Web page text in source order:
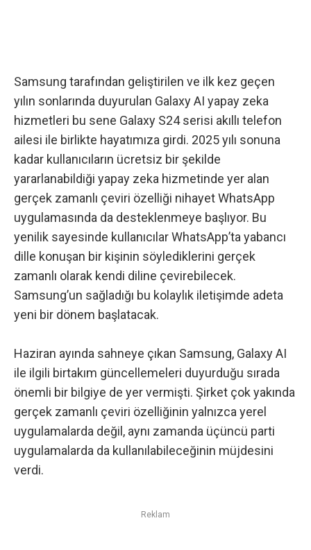
Samsung tarafından geliştirilen ve ilk kez geçen
yılın sonlarında duyurulan Galaxy AI yapay zeka
hizmetleri bu sene Galaxy S24 serisi akıllı telefon
ailesi ile birlikte hayatımıza girdi. 2025 yılı sonuna
kadar kullanıcıların ücretsiz bir şekilde
yararlanabildiği yapay zeka hizmetinde yer alan
gerçek zamanlı çeviri özelliği nihayet WhatsApp
uygulamasında da desteklenmeye başlıyor. Bu
yenilik sayesinde kullanıcılar WhatsApp’ta yabancı
dille konuşan bir kişinin söylediklerini gerçek
zamanlı olarak kendi diline çevirebilecek.
Samsung’un sağladığı bu kolaylık iletişimde adeta
yeni bir dönem başlatacak.
Haziran ayında sahneye çıkan Samsung, Galaxy AI
ile ilgili birtakım güncellemeleri duyurduğu sırada
önemli bir bilgiye de yer vermişti. Şirket çok yakında
gerçek zamanlı çeviri özelliğinin yalnızca yerel
uygulamalarda değil, aynı zamanda üçüncü parti
uygulamalarda da kullanılabileceğinin müjdesini
verdi.
Reklam